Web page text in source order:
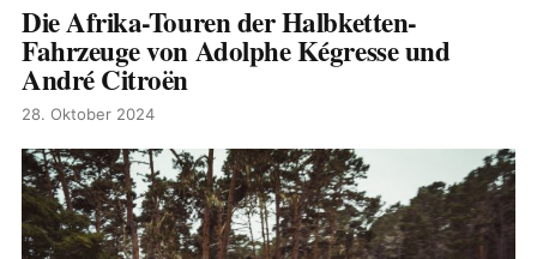
Die Afrika-Touren der Halbketten-
Fahrzeuge von Adolphe Kégresse und
André Citroën
28. Oktober 2024